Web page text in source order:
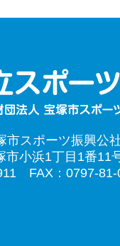
市スポーツ振興公
小浜1丁目1番11
FAX：0797-81-